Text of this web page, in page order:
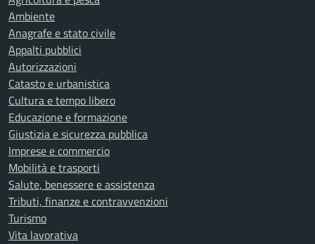
Ambiente
Anagrafe e stato civile
Appalti pubblici
Autorizzazioni
Catasto e urbanistica
Cultura e tempo libero
Educazione e formazione
Giustizia e sicurezza pubblica
Imprese e commercio
Mobilità e trasporti
Salute, benessere e assistenza
Tributi, finanze e contravvenzioni
Turismo
Vita lavorativa